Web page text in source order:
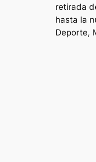
retirada
hasta la
Deporte,